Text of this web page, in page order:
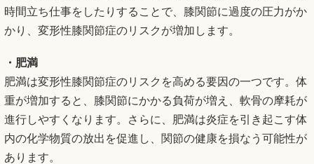
時間立ち仕事をしたりすることで、膝関節に過度の圧力がか
かり、変形性膝関節症のリスクが増加します。
・肥満
肥満は変形性膝関節症のリスクを高める要因の一つです。体
重が増加すると、膝関節にかかる負荷が増え、軟骨の摩耗が
進行しやすくなります。さらに、肥満は炎症を引き起こす体
内の化学物質の放出を促進し、関節の健康を損なう可能性が
あります。